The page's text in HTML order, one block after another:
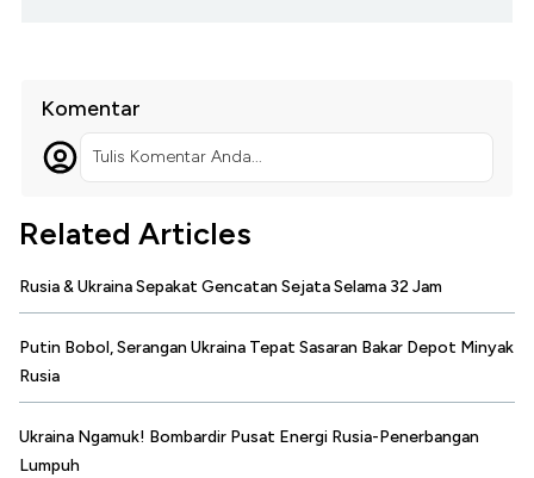
Komentar
Tulis Komentar Anda...
Related Articles
Rusia & Ukraina Sepakat Gencatan Sejata Selama 32 Jam
Putin Bobol, Serangan Ukraina Tepat Sasaran Bakar Depot Minyak
Rusia
Ukraina Ngamuk! Bombardir Pusat Energi Rusia-Penerbangan
Lumpuh